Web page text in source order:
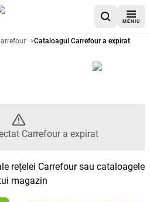
MENIU
Carrefour
>Cataloagul Carrefour a expirat
Carrefour a expirat
rețelei Carrefour sau cataloagele
magazin